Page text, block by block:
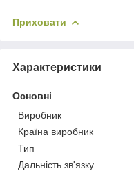
Приховати
Характеристики
Основні
Виробник
Країна виробник
Тип
Дальність зв'язку